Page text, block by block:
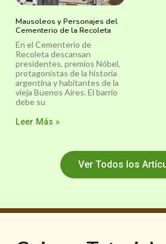
Mausoleos y Personajes del
Cementerio de la Recoleta
En el Cementerio de
Recoleta descansan
presidentes, premios Nóbel,
protagonistas de la historia
argentina y habitantes de la
vieja Buenos Aires. El barrio
debe su
Leer Más »
Ver Todos los